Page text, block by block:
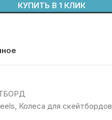
КУПИТЬ В 1 КЛИК
, Колеса для скейтбордов